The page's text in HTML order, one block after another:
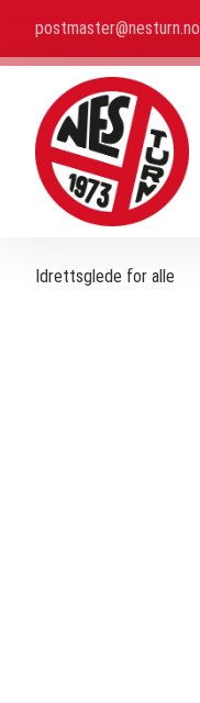
postmaster@nesturn.no
Idrettsglede for alle